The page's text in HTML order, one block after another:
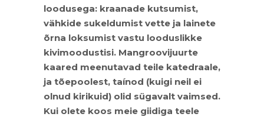
loodusega: kraanade kutsumist,
vähkide sukeldumist vette ja lainete
õrna loksumist vastu looduslikke
kivimoodustisi. Mangroovijuurte
kaared meenutavad teile katedraale,
ja tõepoolest, taínod (kuigi neil ei
olnud kirikuid) olid sügavalt vaimsed.
Kui olete koos meie giidiga teele